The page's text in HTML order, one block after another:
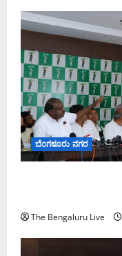
ಬೆಂಗಳೂರು ನಗರ
The Bengaluru Live